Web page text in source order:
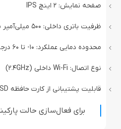
صفحه نمایش: 2 اینچ IPS
ظرفیت باتری داخلی: 500 میلی‌آمپر ساعت
محدوده دمایی عملکرد: 10- تا 60 درجه سانتی‌گراد
نوع اتصال: Wi-Fi داخلی (2.4GHz)
قابلیت پشتیبانی از کارت حافظه microSD (فروش جداگانه)
برای فعال‌سازی حالت